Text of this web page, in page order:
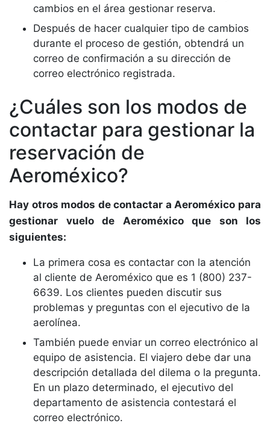
cambios en el área gestionar reserva.
Después de hacer cualquier tipo de cambios
durante el proceso de gestión, obtendrá un
correo de confirmación a su dirección de
correo electrónico registrada.
¿Cuáles son los modos de
contactar para gestionar la
reservación de
Aeroméxico?
Hay otros modos de contactar a Aeroméxico para
gestionar vuelo de Aeroméxico que son los
siguientes:
La primera cosa es contactar con la atención
al cliente de Aeroméxico que es 1 (800) 237-
6639. Los clientes pueden discutir sus
problemas y preguntas con el ejecutivo de la
aerolínea.
También puede enviar un correo electrónico al
equipo de asistencia. El viajero debe dar una
descripción detallada del dilema o la pregunta.
En un plazo determinado, el ejecutivo del
departamento de asistencia contestará el
correo electrónico.